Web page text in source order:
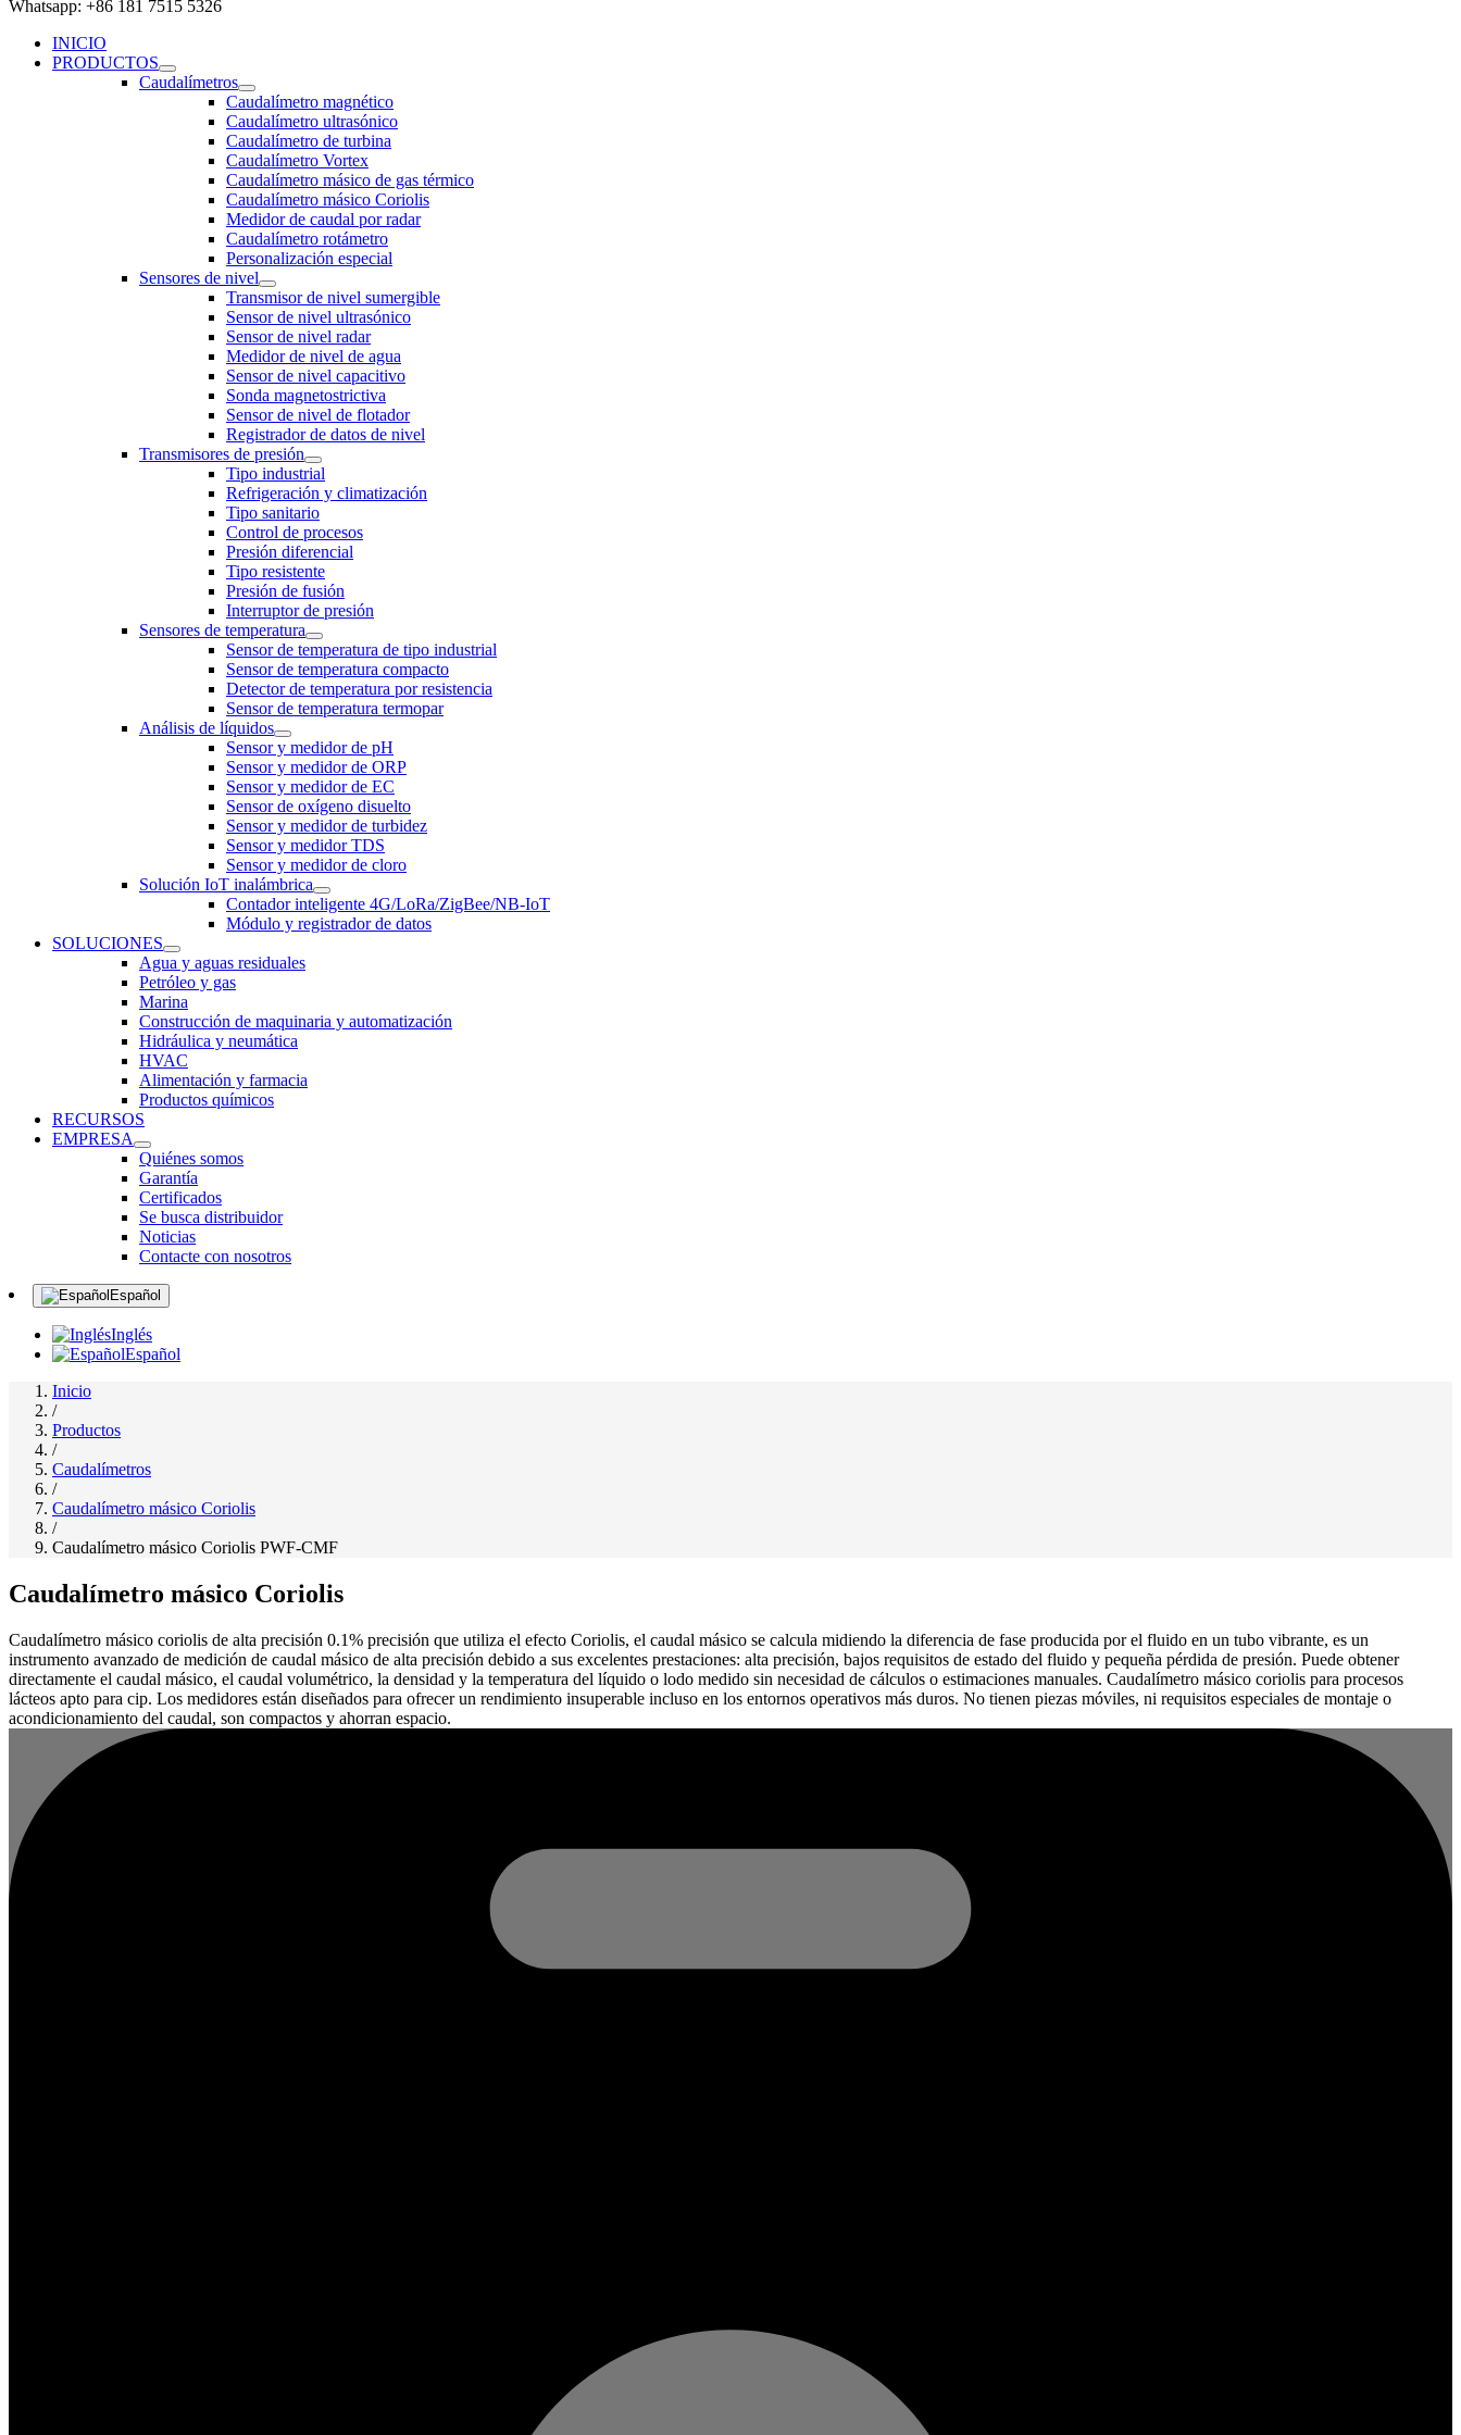
Whatsapp: +86 181 7515 5326
INICIO
PRODUCTOS
Caudalímetros
Caudalímetro magnético
Caudalímetro ultrasónico
Caudalímetro de turbina
Caudalímetro Vortex
Caudalímetro másico de gas térmico
Caudalímetro másico Coriolis
Medidor de caudal por radar
Caudalímetro rotámetro
Personalización especial
Sensores de nivel
Transmisor de nivel sumergible
Sensor de nivel ultrasónico
Sensor de nivel radar
Medidor de nivel de agua
Sensor de nivel capacitivo
Sonda magnetostrictiva
Sensor de nivel de flotador
Registrador de datos de nivel
Transmisores de presión
Tipo industrial
Refrigeración y climatización
Tipo sanitario
Control de procesos
Presión diferencial
Tipo resistente
Presión de fusión
Interruptor de presión
Sensores de temperatura
Sensor de temperatura de tipo industrial
Sensor de temperatura compacto
Detector de temperatura por resistencia
Sensor de temperatura termopar
Análisis de líquidos
Sensor y medidor de pH
Sensor y medidor de ORP
Sensor y medidor de EC
Sensor de oxígeno disuelto
Sensor y medidor de turbidez
Sensor y medidor TDS
Sensor y medidor de cloro
Solución IoT inalámbrica
Contador inteligente 4G/LoRa/ZigBee/NB-IoT
Módulo y registrador de datos
SOLUCIONES
Agua y aguas residuales
Petróleo y gas
Marina
Construcción de maquinaria y automatización
Hidráulica y neumática
HVAC
Alimentación y farmacia
Productos químicos
RECURSOS
EMPRESA
Quiénes somos
Garantía
Certificados
Se busca distribuidor
Noticias
Contacte con nosotros
Español
Inglés
Español
Inicio
/
Productos
/
Caudalímetros
/
Caudalímetro másico Coriolis
/
Caudalímetro másico Coriolis PWF-CMF
Caudalímetro másico Coriolis
Caudalímetro másico coriolis de alta precisión 0.1% precisión que utiliza el efecto Coriolis, el caudal másico se calcula midiendo la diferencia de fase producida por el fluido en un tubo vibrante, es un
instrumento avanzado de medición de caudal másico de alta precisión debido a sus excelentes prestaciones: alta precisión, bajos requisitos de estado del fluido y pequeña pérdida de presión. Puede obtener
directamente el caudal másico, el caudal volumétrico, la densidad y la temperatura del líquido o lodo medido sin necesidad de cálculos o estimaciones manuales. Caudalímetro másico coriolis para procesos
lácteos apto para cip. Los medidores están diseñados para ofrecer un rendimiento insuperable incluso en los entornos operativos más duros. No tienen piezas móviles, ni requisitos especiales de montaje o
acondicionamiento del caudal, son compactos y ahorran espacio.